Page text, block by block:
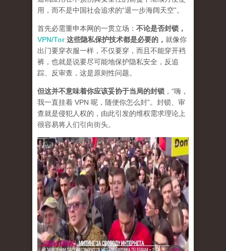
用，而不是中国社会追求的“退一步海阔天空”。
首先必需重申本网的一贯立场： 不论是否封锁，
VPN/Tor这些隐私保护技术都是必要的， 就像你
出门要穿衣服一样，不仅要穿，而且不能穿开裆
裤，也就是说要尽可能地保护隐私安全，反追
踪、反审查，这是原则性问题。
但这并不意味着你应该妥协于当局的封锁 ，“嗨，
我一直挂着 VPN 呢，随便你怎么封”。封锁、审
查就是侵犯人权的，由此引发的维权需求理论上
很容易将人们引向街头。